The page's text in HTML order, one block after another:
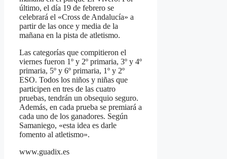
último, el día 19 de febrero se
celebrará el «Cross de Andalucía» a
partir de las once y media de la
mañana en la pista de atletismo.
Las categorías que compitieron el
viernes fueron 1º y 2º primaria, 3º y 4º
primaria, 5º y 6º primaria, 1º y 2º
ESO. Todos los niños y niñas que
participen en tres de las cuatro
pruebas, tendrán un obsequio seguro.
Además, en cada prueba se premiará a
cada uno de los ganadores. Según
Samaniego, «esta idea es darle
fomento al atletismo».
www.guadix.es